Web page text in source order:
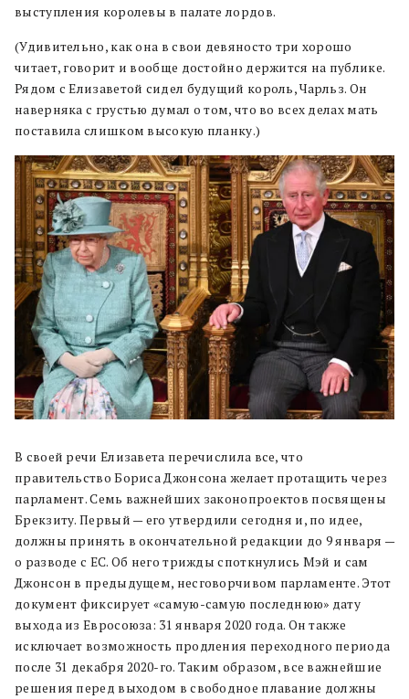
выступления королевы в палате лордов.
(Удивительно, как она в свои девяносто три хорошо
читает, говорит и вообще достойно держится на публике.
Рядом с Елизаветой сидел будущий король, Чарльз. Он
наверняка с грустью думал о том, что во всех делах мать
поставила слишком высокую планку.)
В своей речи Елизавета перечислила все, что
правительство Бориса Джонсона желает протащить через
парламент. Семь важнейших законопроектов посвящены
Брекзиту. Первый — его утвердили сегодня и, по идее,
должны принять в окончательной редакции до 9 января —
о разводе с ЕС. Об него трижды споткнулись Мэй и сам
Джонсон в предыдущем, несговорчивом парламенте. Этот
документ фиксирует «самую-самую последнюю» дату
выхода из Евросоюза: 31 января 2020 года. Он также
исключает возможность продления переходного периода
после 31 декабря 2020-го. Таким образом, все важнейшие
решения перед выходом в свободное плавание должны